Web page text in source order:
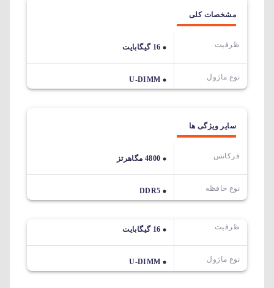
مشخصات کلی
ظرفیت 16 گیگابایت
نوع ماژول U-DIMM
سایر ویژگی ها
فرکانس 4800 مگاهرتز
نوع حافظه DDR5
ظرفیت 16 گیگابایت
نوع ماژول U-DIMM